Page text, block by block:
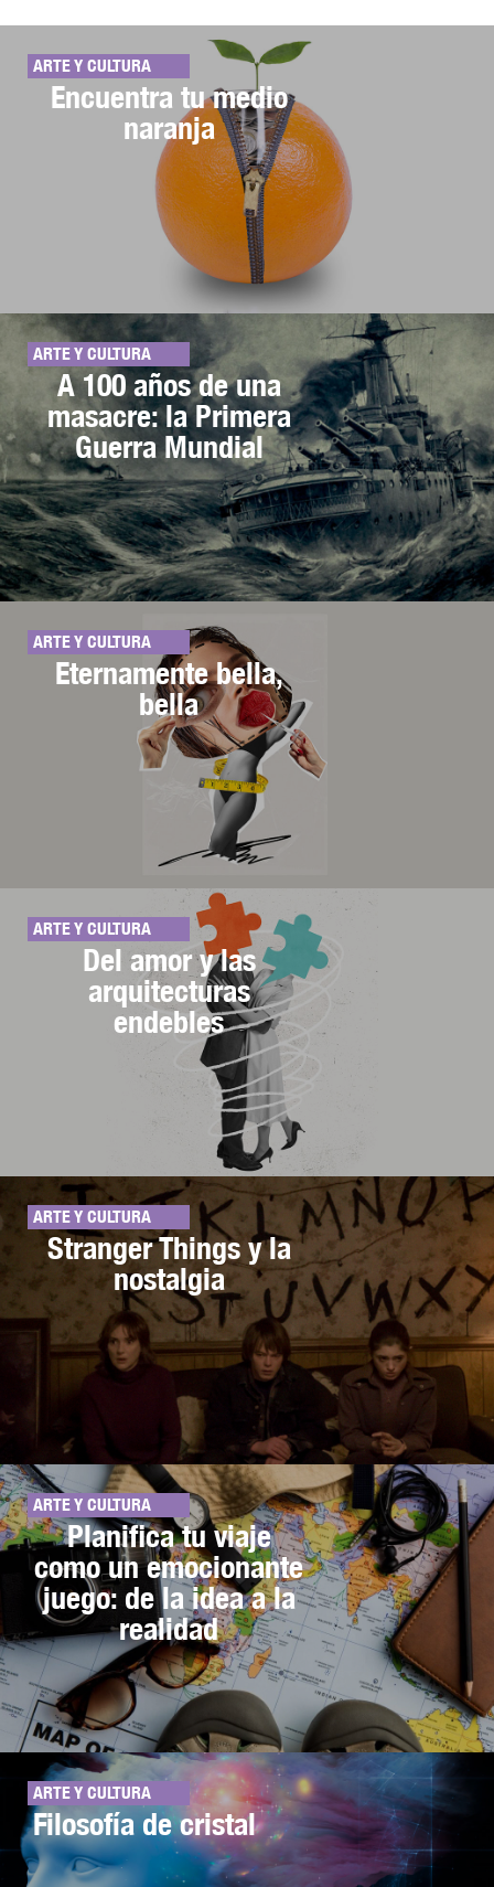
ARTE Y CULTURA
Encuentra tu medio
naranja
ARTE Y CULTURA
A 100 años de una
masacre: la Primera
Guerra Mundial
ARTE Y CULTURA
Eternamente bella,
bella
ARTE Y CULTURA
Del amor y las
arquitecturas
endebles
ARTE Y CULTURA
Stranger Things y la
nostalgia
ARTE Y CULTURA
Planifica tu viaje
como un emocionante
juego: de la idea a la
realidad
ARTE Y CULTURA
Filosofía de cristal